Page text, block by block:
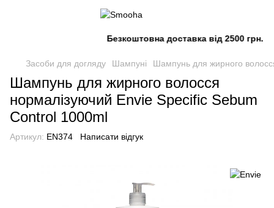
Безкоштовна доставка від 2500 грн.
Засоби для догляду Шампуні Шампунь для жирного
Шампунь для жирного волосся
нормалізуючий Envie Specific Sebum
Control 1000ml
Артикул: EN374 Написати відгук